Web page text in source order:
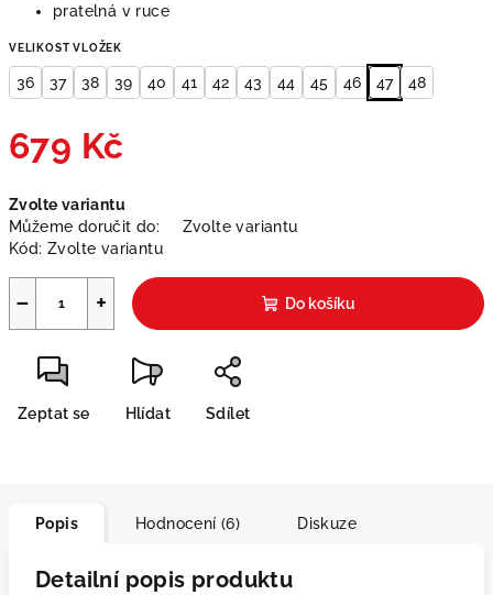
pratelná v ruce
VELIKOST VLOŽEK
36 37 38 39 40 41 42 43 44 45 46 47 48
679 Kč
cena:
Zvolte variantu
Můžeme doručit do:
Zvolte variantu
Kód: Zvolte variantu
+
− Do košíku
Zeptat se Hlídat Sdílet
Popis Hodnocení (6) Diskuze
Detailní popis produktu